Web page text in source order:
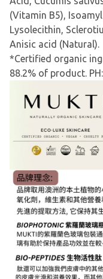
(Vitamin B5),
Lysolecithin,
Anisic acid (Natural).
*Certified organic
88.2% of product.